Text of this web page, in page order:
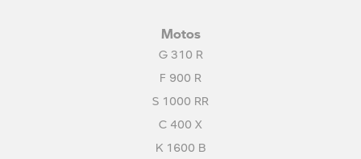
Motos
G 310 R
F 900 R
S 1000 RR
C 400 X
K 1600 B